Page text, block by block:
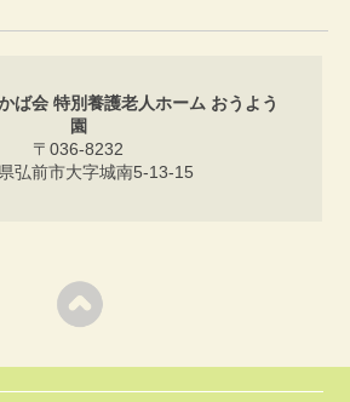
ば会 特別養護老人ホーム おうよう
園
〒036-8232
弘前市大字城南5-13-15